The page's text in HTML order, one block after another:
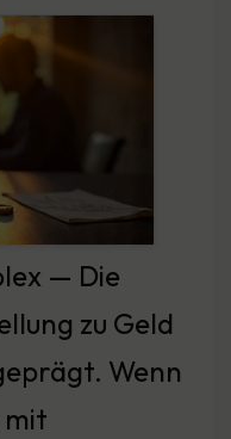
— Die
zu Geld
Wenn